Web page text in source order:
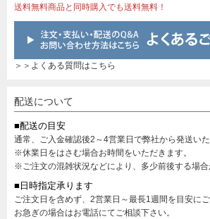
送料無料商品と同時購入でも送料無料！
＞＞よくある質問はこちら
配送について
■配送の目安
通常、ご入金確認後2～4営業日で弊社から発送いた
※休業日をはさむ場合お時間をいただきます。
※ご注文の混雑状況などにより、多少前後する場合
■日時指定承ります
ご注文日を含めず、2営業日～最長1週間を目安にご
お急ぎの場合はお電話にてご相談下さい。